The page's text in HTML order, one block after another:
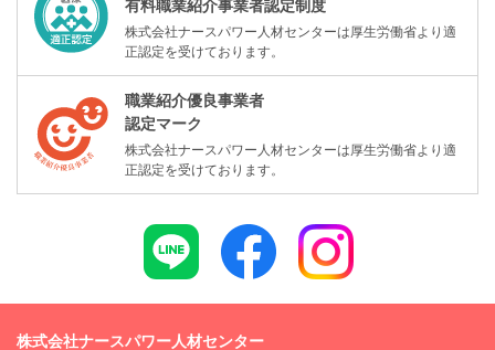
有料職業紹介事業者認定制度
株式会社ナースパワー人材センターは厚生労働省より適
正認定を受けております。
職業紹介優良事業者
認定マーク
株式会社ナースパワー人材センターは厚生労働省より適
正認定を受けております。
株式会社ナースパワー人材センター